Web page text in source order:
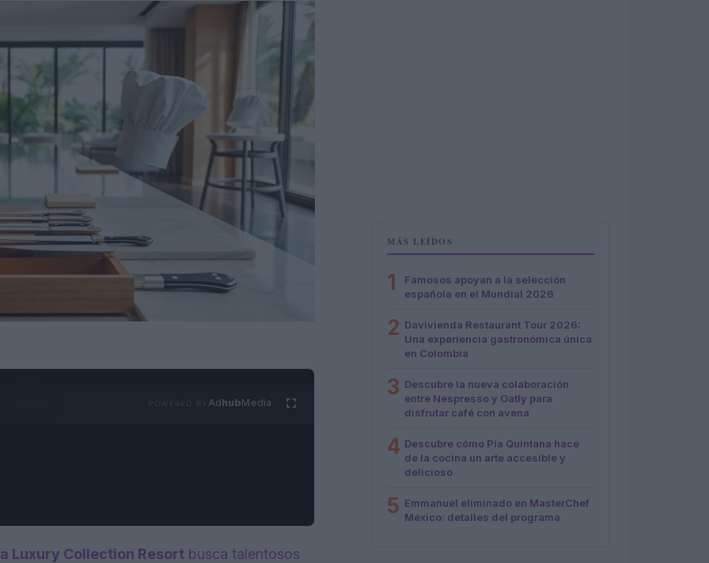
AdhubMedia
Luxury Collection Resort busca talentosos
MÁS LEÍDOS
1
Famosos apoyan a la selección
española en el Mundial 2026
2 Davivienda Restaurant Tour 2026:
Una experiencia gastronómica única
en Colombia
3 Descubre la nueva colaboración
entre Nespresso y Oatly para
disfrutar café con avena
4 Descubre cómo Pía Quintana hace
de la cocina un arte accesible y
delicioso
5 Emmanuel eliminado en MasterChef
México: detalles del programa